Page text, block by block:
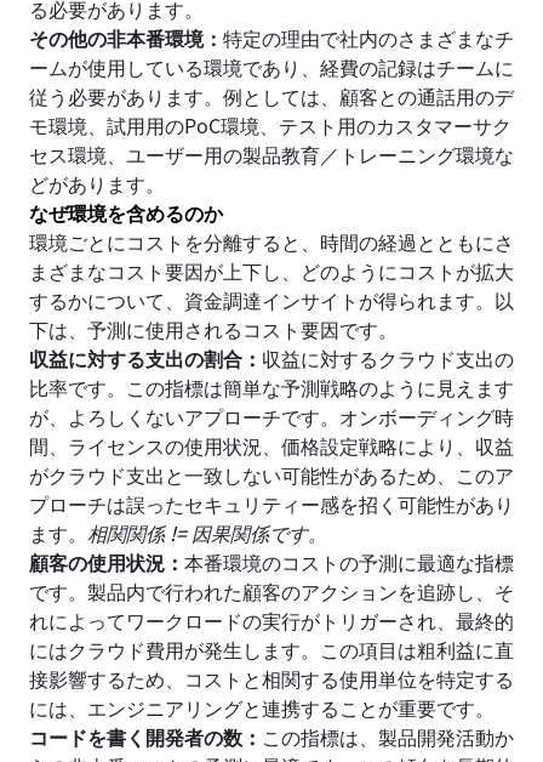
る必要があります。
その他の非本番環境： 特定の理由で社内のさまざまなチ
ームが使用している環境であり、経費の記録はチームに
従う必要があります。例としては、顧客との通話用のデ
モ環境、試用用のPoC環境、テスト用のカスタマーサク
セス環境、ユーザー用の製品教育／トレーニング環境な
どがあります。
なぜ環境を含めるのか
環境ごとにコストを分離すると、時間の経過とともにさ
まざまなコスト要因が上下し、どのようにコストが拡大
するかについて、資金調達インサイトが得られます。以
下は、予測に使用されるコスト要因です。
収益に対する支出の割合 ： 収益に対するクラウド支出の
比率です。この指標は簡単な予測戦略のように見えます
が、よろしくないアプローチです。オンボーディング時
間、ライセンスの使用状況、価格設定戦略により、収益
がクラウド支出と一致しない可能性があるため、このア
プローチは誤ったセキュリティー感を招く可能性があり
ます。 相関関係!=因果関係です。
顧客の使用状況 ： 本番環境のコストの予測に最適な指標
です。製品内で行われた顧客のアクションを追跡し、そ
れによってワークロードの実行がトリガーされ、最終的
にはクラウド費用が発生します。この項目は粗利益に直
接影響するため、コストと相関する使用単位を特定する
には、エンジニアリングと連携することが重要です。
コードを書く開発者の数 ： この指標は、製品開発活動か